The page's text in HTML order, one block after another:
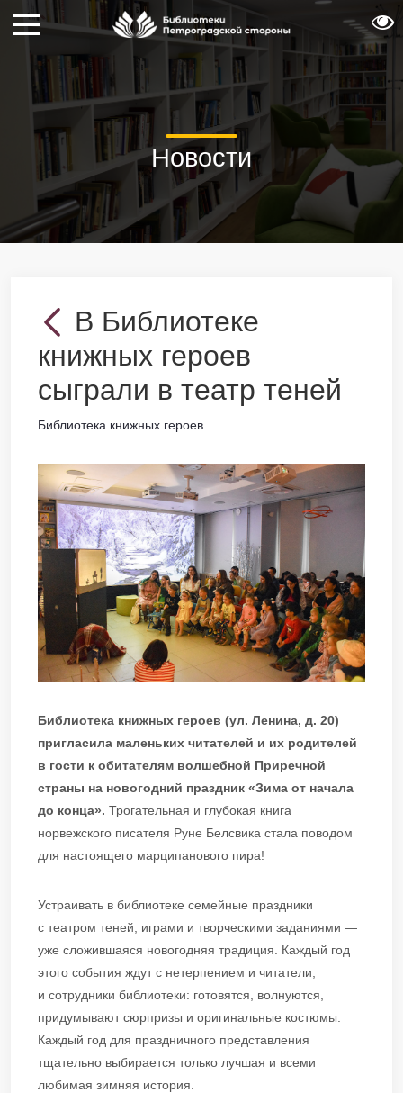
Новости
В Библиотеке
книжных героев
сыграли в театр теней
Библиотека книжных героев
Библиотека книжных героев (ул. Ленина, д. 20)
пригласила маленьких читателей и их родителей
в гости к обитателям волшебной Приречной
страны на новогодний праздник «Зима от начала
до конца». Трогательная и глубокая книга
норвежского писателя Руне Белсвика стала поводом
для настоящего марципанового пира!
Устраивать в библиотеке семейные праздники
с театром теней, играми и творческими заданиями —
уже сложившаяся новогодняя традиция. Каждый год
этого события ждут с нетерпением и читатели,
и сотрудники библиотеки: готовятся, волнуются,
придумывают сюрпризы и оригинальные костюмы.
Каждый год для праздничного представления
тщательно выбирается только лучшая и всеми
любимая зимняя история.